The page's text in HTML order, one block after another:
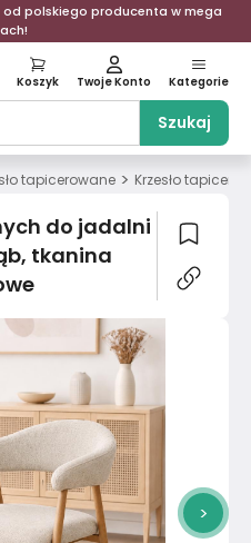
od polskiego producenta w mega
Szukaj
Koszyk Twoje Konto Kategorie
tapicerowane > Krzesło
do jadalni
tkanina
>